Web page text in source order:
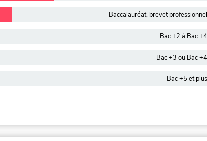
Baccalauréat, brevet professionnel
Bac +2 à Bac +4
Bac +3 ou Bac +4
Bac +5 et plus